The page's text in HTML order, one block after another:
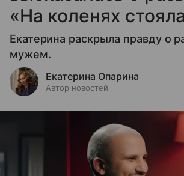
«На коленях
Екатерина раскрыла правду о
мужем.
Екатерина Опарина
Автор новостей